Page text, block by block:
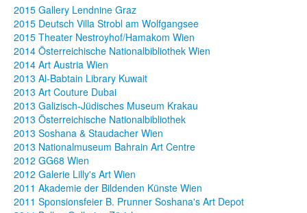
2015 Gallery Lendnine Graz
2015 Deutsch Villa Strobl am Wolfgangsee
2015 Theater Nestroyhof/Hamakom Wien
2014 Österreichische Nationalbibliothek Wien
2014 Art Austria Wien
2013 Al-Babtain Library Kuwait
2013 Art Couture Dubai
2013 Galizisch-Jüdisches Museum Krakau
2013 Österreichische Nationalbibliothek
2013 Soshana & Staudacher Wien
2013 Nationalmuseum Bahrain Art Centre
2012 GG68 Wien
2012 Galerie Lilly's Art Wien
2011 Akademie der Bildenden Künste Wien
2011 Sponsionsfeier B. Prunner Soshana's Art Depot